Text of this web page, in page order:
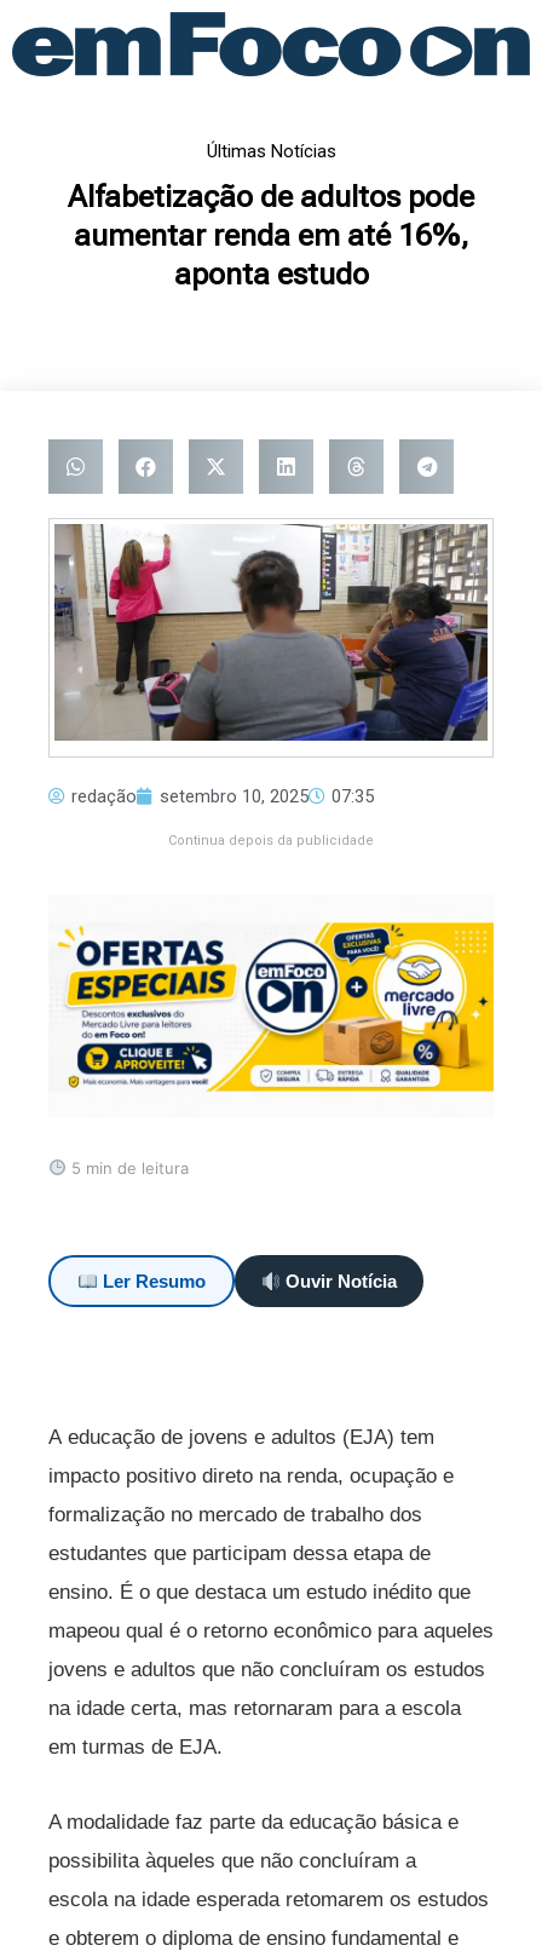
para
Últimas Notícias
Alfabetização de adultos pode
aumentar renda em até 16%,
aponta estudo
redação setembro 10, 2025 07:35
Continua depois da publicidade
5 min de leitura
Ler Resumo Ouvir Notícia
A educação de jovens e adultos (EJA) tem
impacto positivo direto na renda, ocupação e
formalização no mercado de trabalho dos
estudantes que participam dessa etapa de
ensino. É o que destaca um estudo inédito que
mapeou qual é o retorno econômico para aqueles
jovens e adultos que não concluíram os estudos
na idade certa, mas retornaram para a escola
em turmas de EJA.
A modalidade faz parte da educação básica e
possibilita àqueles que não concluíram a
escola na idade esperada retomarem os estudos
e obterem o diploma de ensino fundamental e